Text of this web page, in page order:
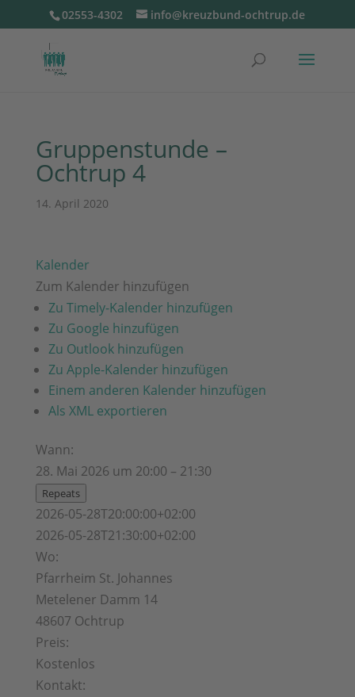
02553-4302 info@kreuzbund-ochtrup.de
Gruppenstunde –
Ochtrup 4
14. April 2020
Kalender
Zum Kalender hinzufügen
Zu Timely-Kalender hinzufügen
Zu Google hinzufügen
Zu Outlook hinzufügen
Zu Apple-Kalender hinzufügen
Einem anderen Kalender hinzufügen
Als XML exportieren
Wann:
28. Mai 2026 um 20:00 – 21:30
Repeats
2026-05-28T20:00:00+02:00
2026-05-28T21:30:00+02:00
Wo:
Pfarrheim St. Johannes
Metelener Damm 14
48607 Ochtrup
Preis:
Kostenlos
Kontakt: